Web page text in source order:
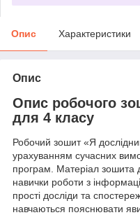
Опис Характеристики
Опис
Опис робочого
для 4 класу
Робочий зошит «Я
урахуванням сучасних
програм. Матеріал зошита
навички роботи з
прості досліди та
навчаються пояснювати